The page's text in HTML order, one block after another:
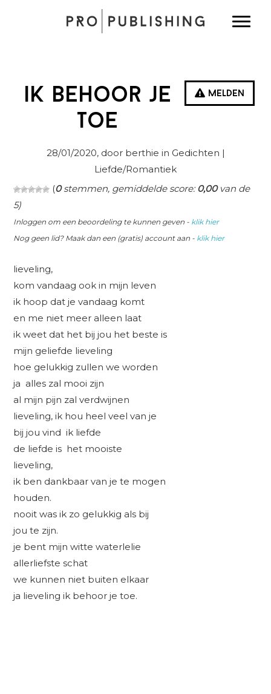
Melden
ik behoor je
toe
28/01/2020, door berthie in Gedichten |
Liefde/Romantiek
(0stemmen, gemiddelde score:0,00van de
5)
Inloggen om een beoordeling te kunnen geven - klik hier
Nog geen lid? Maak dan een (gratis) account aan - klik hier
lieveling,
kom vandaag ook in mijn leven
ik hoop dat je vandaag komt
en me niet meer alleen laat
ik weet dat het bij jou het beste is
mijn geliefde lieveling
hoe gelukkig zullen we worden
ja alles zal mooi zijn
al mijn pijn zal verdwijnen
lieveling, ik hou heel veel van je
bij jou vind ik liefde
de liefde is het mooiste
lieveling,
ik ben dankbaar van je te mogen
houden.
nooit was ik zo gelukkig als bij
jou te zijn.
je bent mijn witte waterlelie
allerliefste schat
we kunnen niet buiten elkaar
ja lieveling ik behoor je toe.